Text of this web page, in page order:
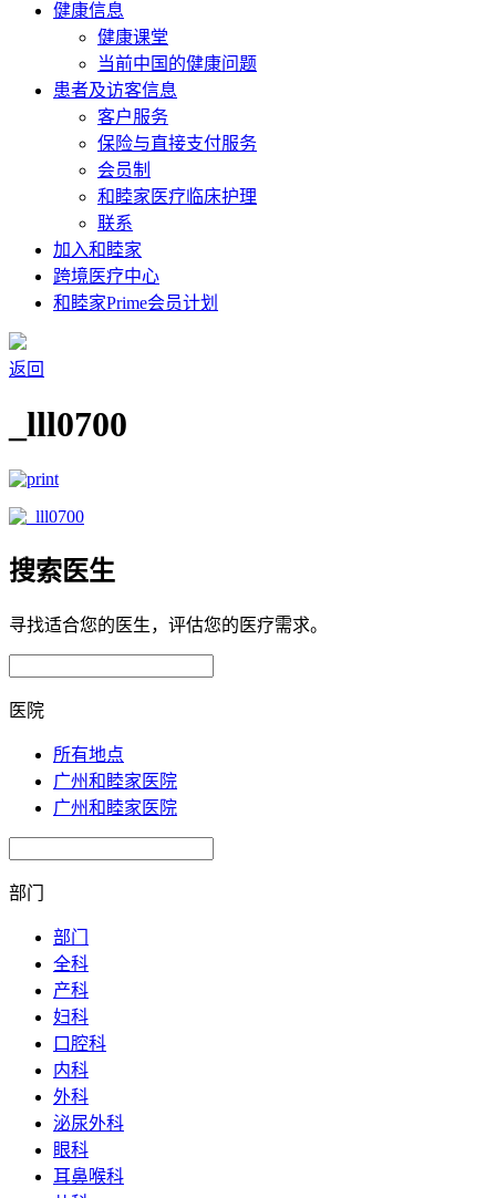
健康信息
健康课堂
当前中国的健康问题
患者及访客信息
客户服务
保险与直接支付服务
会员制
和睦家医疗临床护理
联系
加入和睦家
跨境医疗中心
和睦家Prime会员计划
返回
_lll0700
搜索医生
寻找适合您的医生，评估您的医疗需求。
医院
所有地点
广州和睦家医院
广州和睦家医院
部门
部门
全科
产科
妇科
口腔科
内科
外科
泌尿外科
眼科
耳鼻喉科